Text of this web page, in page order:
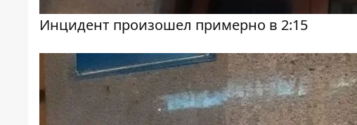
Инцидент произошел примерно в 2:15